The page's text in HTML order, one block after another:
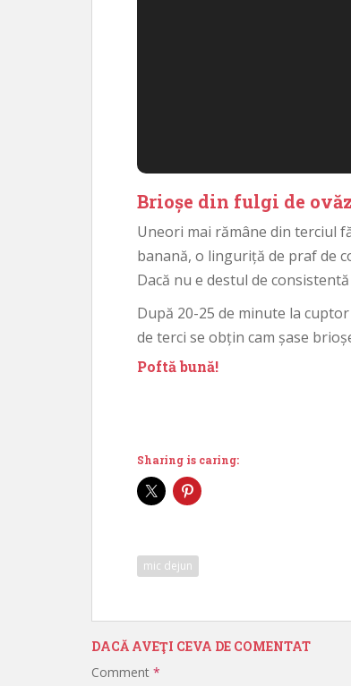
Brioșe din fulgi de ovăz
Uneori mai rămâne din terciul
banană, o linguriță de praf de
Dacă nu e destul de
După 20-25 de minute la
de terci se obțin cam șase
Poftă bună!
Sharing is caring:
mic dejun
DACĂ AVEŢI CEVA DE COMENTAT
Comment *